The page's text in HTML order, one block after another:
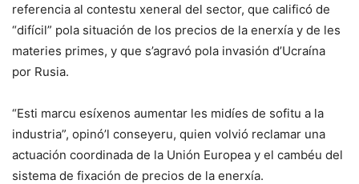
referencia al contestu xeneral del sector, que calificó de
“difícil” pola situación de los precios de la enerxía y de les
materies primes, y que s’agravó pola invasión d’Ucraína
por Rusia.
“Esti marcu esíxenos aumentar les midíes de sofitu a la
industria”, opinó’l conseyeru, quien volvió reclamar una
actuación coordinada de la Unión Europea y el cambéu del
sistema de fixación de precios de la enerxía.